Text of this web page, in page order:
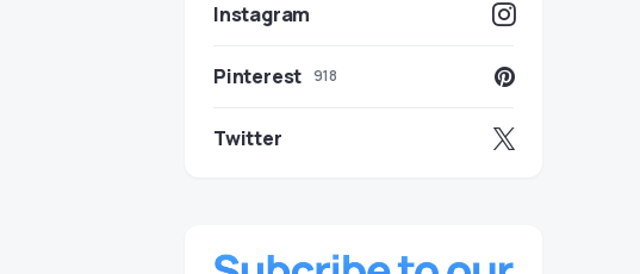
Instagram
Pinterest 918
Twitter